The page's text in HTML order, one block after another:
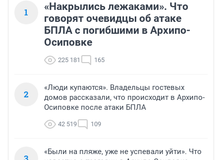
1
«Накрылись лежаками». Что
говорят очевидцы об атаке
БПЛА с погибшими в Архипо-
Осиповке
225 181 165
2
«Люди купаются». Владельцы гостевых
домов рассказали, что происходит в Архипо-
Осиповке после атаки БПЛА
42 519 109
«Были на пляже, уже не успевали уйти». Что